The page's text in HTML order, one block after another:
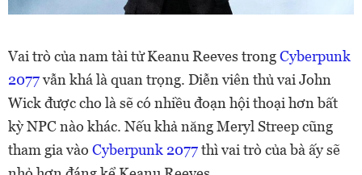
Vai trò của nam tài tử Keanu Reeves trongCyberpunk
2077vẫn khá là quan trọng. Diễn viên thủ vai John
Wick được cho là sẽ có nhiều đoạn hội thoại hơn bất
kỳ NPC nào khác. Nếu khả năng Meryl Streep cũng
tham gia vào Cyberpunk 2077thì vai trò của bà ấy sẽ